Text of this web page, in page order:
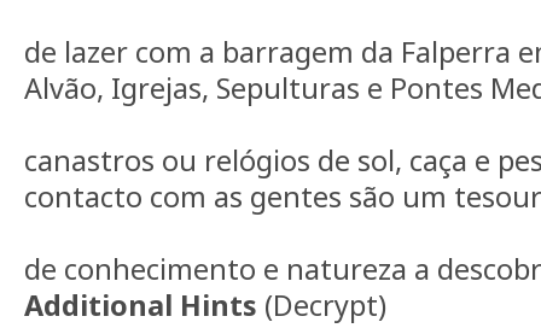
de lazer com a barragem da Falperra
Alvão, Igrejas, Sepulturas e Pontes
canastros ou relógios de sol, caça e
contacto com as gentes são um
de conhecimento e natureza a
Additional Hints (Decrypt)